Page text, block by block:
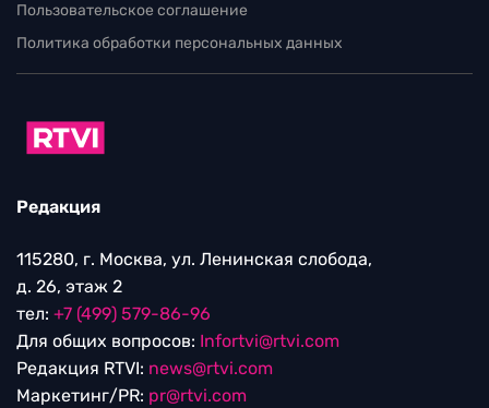
Пользовательское соглашение
Политика обработки персональных данных
Редакция
115280, г. Москва, ул. Ленинская слобода,
д. 26, этаж 2
тел: +7 (499) 579-86-96
Для общих вопросов: Infortvi@rtvi.com
Редакция RTVI: news@rtvi.com
Маркетинг/PR: pr@rtvi.com